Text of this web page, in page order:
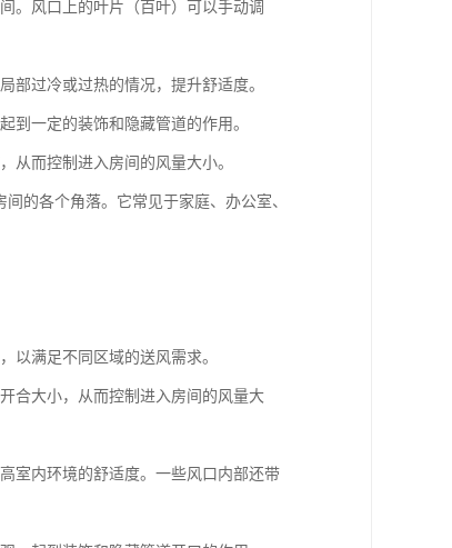
。风口上的叶片（百叶）可以手动调
部过冷或过热的情况，提升舒适度。
到一定的装饰和隐藏管道的作用。
从而控制进入房间的风量大小。
的各个角落。它常见于家庭、办公室、
以满足不同区域的送风需求。
合大小，从而控制进入房间的风量大
室内环境的舒适度。一些风口内部还带